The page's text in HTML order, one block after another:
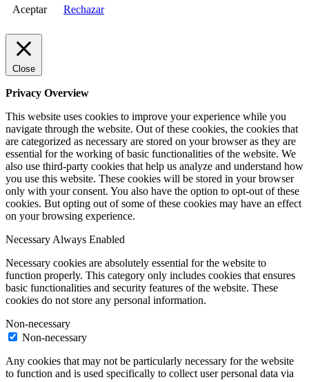
Aceptar Rechazar
Close
Privacy Overview
This website uses cookies to improve your experience while you
navigate through the website. Out of these cookies, the cookies that
are categorized as necessary are stored on your browser as they are
essential for the working of basic functionalities of the website. We
also use third-party cookies that help us analyze and understand how
you use this website. These cookies will be stored in your browser
only with your consent. You also have the option to opt-out of these
cookies. But opting out of some of these cookies may have an effect
on your browsing experience.
Necessary Always Enabled
Necessary cookies are absolutely essential for the website to
function properly. This category only includes cookies that ensures
basic functionalities and security features of the website. These
cookies do not store any personal information.
Non-necessary
Non-necessary
Any cookies that may not be particularly necessary for the website
to function and is used specifically to collect user personal data via